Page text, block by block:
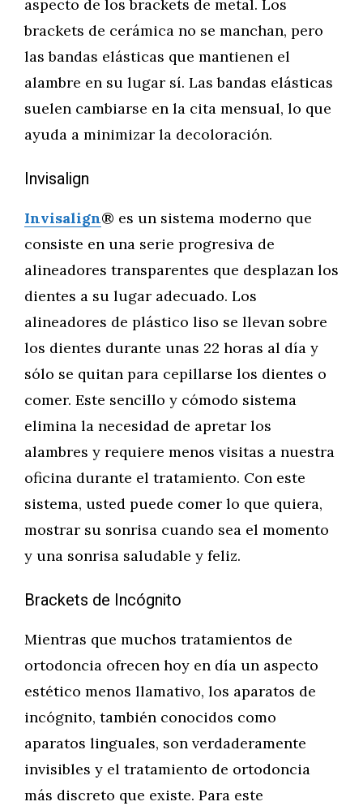
aspecto de los brackets de metal. Los
brackets de cerámica no se manchan, pero
las bandas elásticas que mantienen el
alambre en su lugar sí. Las bandas elásticas
suelen cambiarse en la cita mensual, lo que
ayuda a minimizar la decoloración.
Invisalign
Invisalign® es un sistema moderno que
consiste en una serie progresiva de
alineadores transparentes que desplazan los
dientes a su lugar adecuado. Los
alineadores de plástico liso se llevan sobre
los dientes durante unas 22 horas al día y
sólo se quitan para cepillarse los dientes o
comer. Este sencillo y cómodo sistema
elimina la necesidad de apretar los
alambres y requiere menos visitas a nuestra
oficina durante el tratamiento. Con este
sistema, usted puede comer lo que quiera,
mostrar su sonrisa cuando sea el momento
y una sonrisa saludable y feliz.
Brackets de Incógnito
Mientras que muchos tratamientos de
ortodoncia ofrecen hoy en día un aspecto
estético menos llamativo, los aparatos de
incógnito, también conocidos como
aparatos linguales, son verdaderamente
invisibles y el tratamiento de ortodoncia
más discreto que existe. Para este